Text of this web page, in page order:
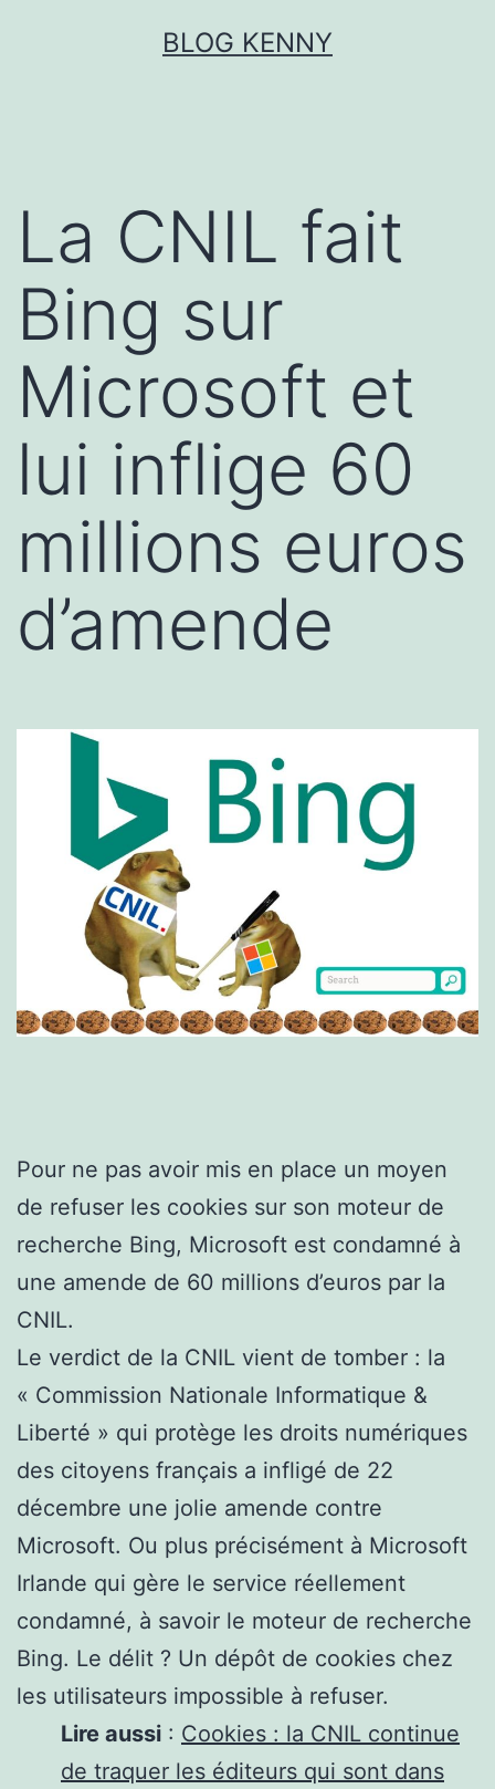
BLOG KENNY
La CNIL fait
Bing sur
Microsoft et
lui inflige 60
millions euros
d’amende
Pour ne pas avoir mis en place un moyen
de refuser les cookies sur son moteur de
recherche Bing, Microsoft est condamné à
une amende de 60 millions d’euros par la
CNIL.
Le verdict de la CNIL vient de tomber : la
« Commission Nationale Informatique &
Liberté » qui protège les droits numériques
des citoyens français a infligé de 22
décembre une jolie amende contre
Microsoft. Ou plus précisément à Microsoft
Irlande qui gère le service réellement
condamné, à savoir le moteur de recherche
Bing. Le délit ? Un dépôt de cookies chez
les utilisateurs impossible à refuser.
Lire aussi : Cookies : la CNIL continue
de traquer les éditeurs qui sont dans